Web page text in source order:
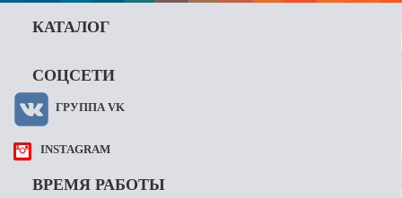
КАТАЛОГ
СОЦСЕТИ
ГРУППА VK
INSTAGRAM
ВРЕМЯ РАБОТЫ